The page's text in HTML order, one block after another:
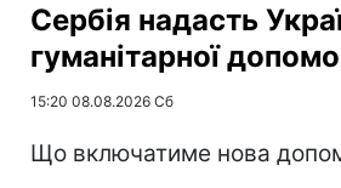
Сербія надасть
гуманітарної
15:20 08.08.2026 Сб
Що включатиме нова